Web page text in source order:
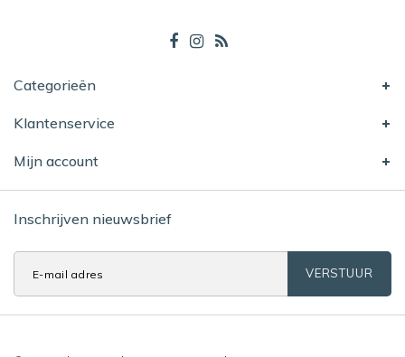
Categorieën
Klantenservice
Mijn account
Inschrijven nieuwsbrief
VERSTUUR